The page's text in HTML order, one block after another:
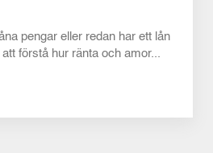
pengar eller redan har ett lån
förstå hur ränta och amor...